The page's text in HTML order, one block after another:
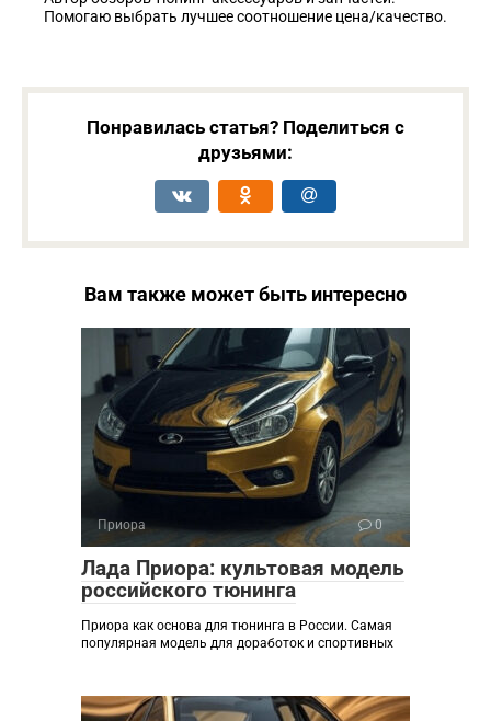
Помогаю выбрать лучшее соотношение цена/качество.
Понравилась статья? Поделиться с
друзьями:
Вам также может быть интересно
Приора 0
Лада Приора: культовая модель
российского тюнинга
Приора как основа для тюнинга в России. Самая
популярная модель для доработок и спортивных